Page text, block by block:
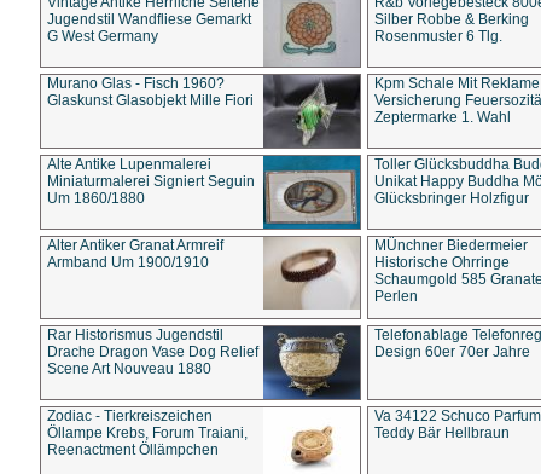
Jugendstil Wandfliese Gemarkt
G West Germany
Silber Robbe & Berking
Rosenmuster 6 Tlg.
Murano Glas - Fisch 1960?
Glaskunst Glasobjekt Mille Fiori
Kpm Schale Mit Reklame
Versicherung
Zeptermarke 1. Wahl
Alte Antike Lupenmalerei
Miniaturmalerei Signiert Seguin
Um 1860/1880
Toller Glücksbuddha
Unikat Happy Buddha
Glücksbringer Holzfigur
Alter Antiker Granat Armreif
Armband Um 1900/1910
MÜnchner Biedermeier
Historische Ohrringe
Schaumgold 585
Perlen
Rar Historismus Jugendstil
Drache Dragon Vase Dog Relief
Scene Art Nouveau 1880
Telefonablage
Design 60er 70er Jahre
Zodiac - Tierkreiszeichen
Öllampe Krebs, Forum Traiani,
Reenactment Öllämpchen
Va 34122 Schuco
Teddy Bär Hellbraun